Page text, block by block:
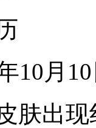
10月
肤出